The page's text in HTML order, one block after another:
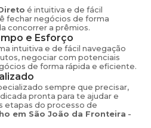
é intuitiva e de fácil
fechar negócios de forma
concorrer a prêmios.
e Esforço
intuitiva e de fácil navegação
negociar com potenciais
de forma rápida e eficiente.
sempre que precisar,
pronta para te ajudar e
etapas do processo de
em São João da Fronteira -